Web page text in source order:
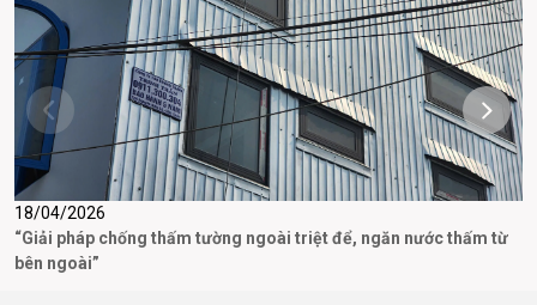
18/04/2026
“Giải pháp chống thấm tường ngoài triệt để, ngăn nước thấm từ
bên ngoài”